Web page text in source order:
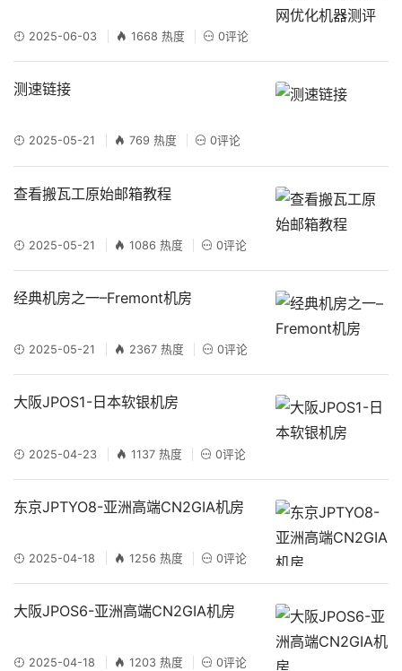
2025-06-03 1668 热度 0评论
测速链接
2025-05-21 769 热度 0评论
查看搬瓦工原始邮箱教程
2025-05-21 1086 热度 0评论
经典机房之一–Fremont机房
2025-05-21 2367 热度 0评论
大阪JPOS1-日本软银机房
2025-04-23 1137 热度 0评论
东京JPTYO8-亚洲高端CN2GIA机房
2025-04-18 1256 热度 0评论
大阪JPOS6-亚洲高端CN2GIA机房
2025-04-18 1203 热度 0评论